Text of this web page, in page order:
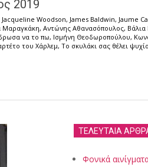
2019
Jacqueline Woodson, James Baldwin, Jaume
Μαραγκάκη, Αντώνης Αθανασόπουλος, Βάλια
να το πω, Ισμήνη Θεοδωροπούλου,
του Χάρλεμ, Το σκυλάκι σας θέλει
ΤΕΛΕΥΤΑΙΑ
Φονικά